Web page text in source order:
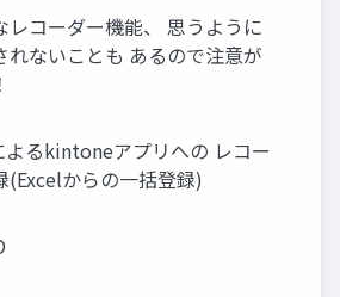
レコーダー機能、 思うように
れないことも あるので注意が
よるkintoneアプリへの レコー
(Excelからの一括登録)